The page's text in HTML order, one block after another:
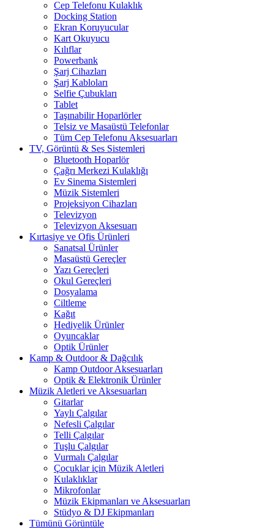
Cep Telefonu Kulaklık
Docking Station
Ekran Koruyucular
Kart Okuyucu
Kılıflar
Powerbank
Şarj Cihazları
Şarj Kabloları
Selfie Çubukları
Tablet
Taşınabilir Hoparlörler
Telsiz ve Masaüstü Telefonlar
Tüm Cep Telefonu Aksesuarları
TV, Görüntü & Ses Sistemleri
Bluetooth Hoparlör
Çağrı Merkezi Kulaklığı
Ev Sinema Sistemleri
Müzik Sistemleri
Projeksiyon Cihazları
Televizyon
Televizyon Aksesuarı
Kırtasiye ve Ofis Ürünleri
Sanatsal Ürünler
Masaüstü Gereçler
Yazı Gereçleri
Okul Gereçleri
Dosyalama
Ciltleme
Kağıt
Hediyelik Ürünler
Oyuncaklar
Optik Ürünler
Kamp & Outdoor & Dağcılık
Kamp Outdoor Aksesuarları
Optik & Elektronik Ürünler
Müzik Aletleri ve Aksesuarları
Gitarlar
Yaylı Çalgılar
Nefesli Çalgılar
Telli Çalgılar
Tuşlu Çalgılar
Vurmalı Çalgılar
Çocuklar için Müzik Aletleri
Kulaklıklar
Mikrofonlar
Müzik Ekipmanları ve Aksesuarları
Stüdyo & DJ Ekipmanları
Tümünü Görüntüle